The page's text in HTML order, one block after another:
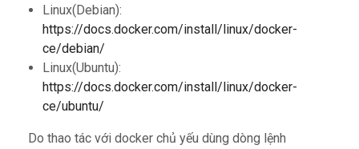
Linux(Debian):
https://docs.docker.com/install/linux/docker-
ce/debian/
Linux(Ubuntu):
https://docs.docker.com/install/linux/docker-
ce/ubuntu/
Do thao tác với docker chủ yếu dùng dòng lệnh